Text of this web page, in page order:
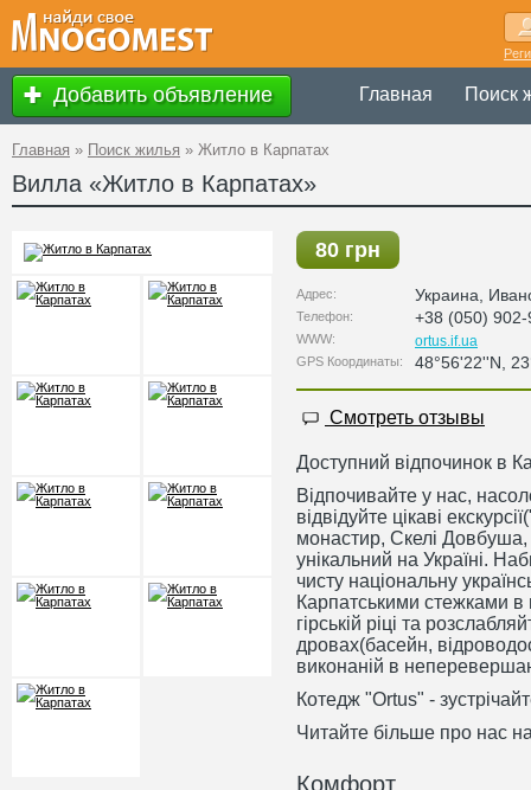
Добавить объявление Главная Поиск
Главная » Поиск жилья » Житло в Карпатах
Вилла «Житло в Карпатах»
80 грн
Адрес: Украина
Телефон: +38 (050)
WWW: ortus.if.ua
GPS Координаты: 48°56'22''N,
Смотреть отзывы
Доступний відпочинок в
Відпочивайте у нас,
відвідуйте цікаві
монастир, Скелі
унікальний на Україні.
чисту національну
Карпатськими стежками в
гірській ріці та
дровах(басейн,
виконаній в
Котедж "Ortus" -
Читайте більше про нас
Комфорт